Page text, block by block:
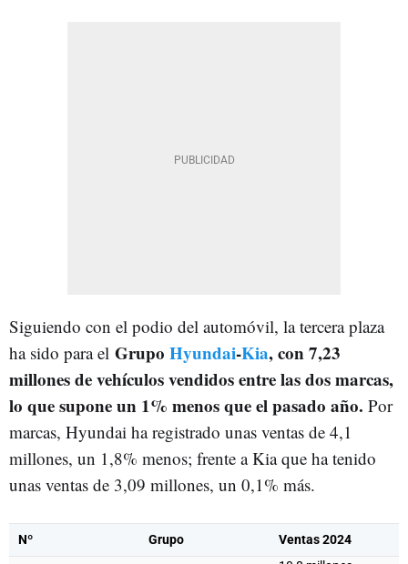
Siguiendo con el podio del automóvil, la tercera plaza
ha sido para el Grupo Hyundai-Kia, con 7,23
millones de vehículos vendidos entre las dos marcas,
lo que supone un 1% menos que el pasado año. Por
marcas, Hyundai ha registrado unas ventas de 4,1
millones, un 1,8% menos; frente a Kia que ha tenido
unas ventas de 3,09 millones, un 0,1% más.
Nº Grupo
Ventas 2024